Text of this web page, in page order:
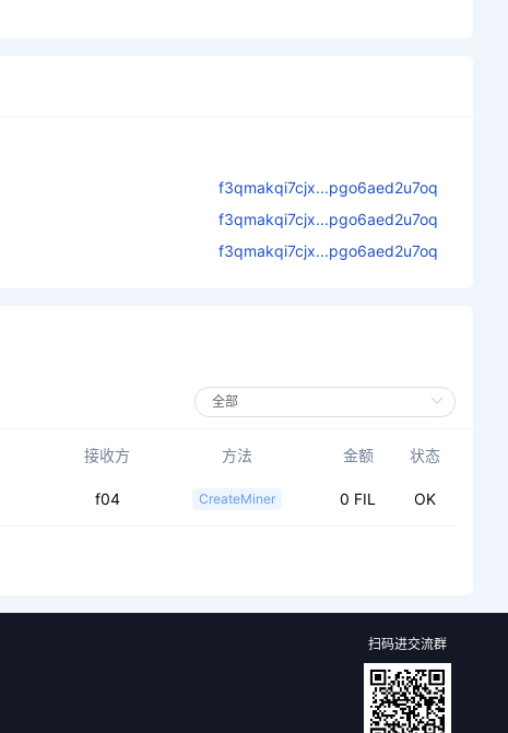
f3qmakqi7cjx...pgo6aed2u7oq
f3qmakqi7cjx...pgo6aed2u7oq
f3qmakqi7cjx...pgo6aed2u7oq
接收方 方法 金额 状态
f04 CreateMiner 0 FIL OK
扫码进交流群